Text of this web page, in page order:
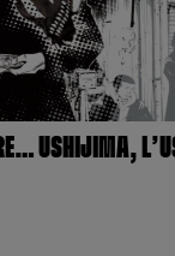
USHIJIMA,